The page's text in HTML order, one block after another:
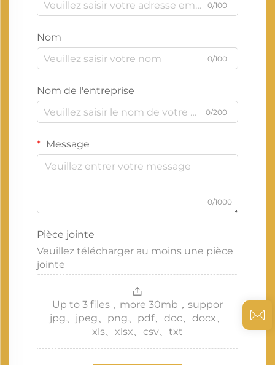
0/100
Nom
0/100
Nom de l'entreprise
0/200
Message
0/1000
Pièce jointe
Veuillez télécharger au moins une pièce
jointe
Up to 3 files，more 30mb，suppor
jpg、jpeg、png、pdf、doc、docx、
xls、xlsx、csv、txt